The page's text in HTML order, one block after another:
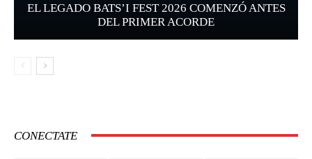
EL LEGADO BATS’I FEST 2026 COMENZÓ ANTES
DEL PRIMER ACORDE
CONECTATE